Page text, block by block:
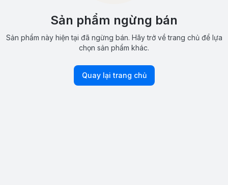
Sản phẩm ngừng bán
Sản phẩm này hiện tại đã ngừng bán. Hãy trở về trang chủ để lựa
chọn sản phẩm khác.
Quay lại trang chủ